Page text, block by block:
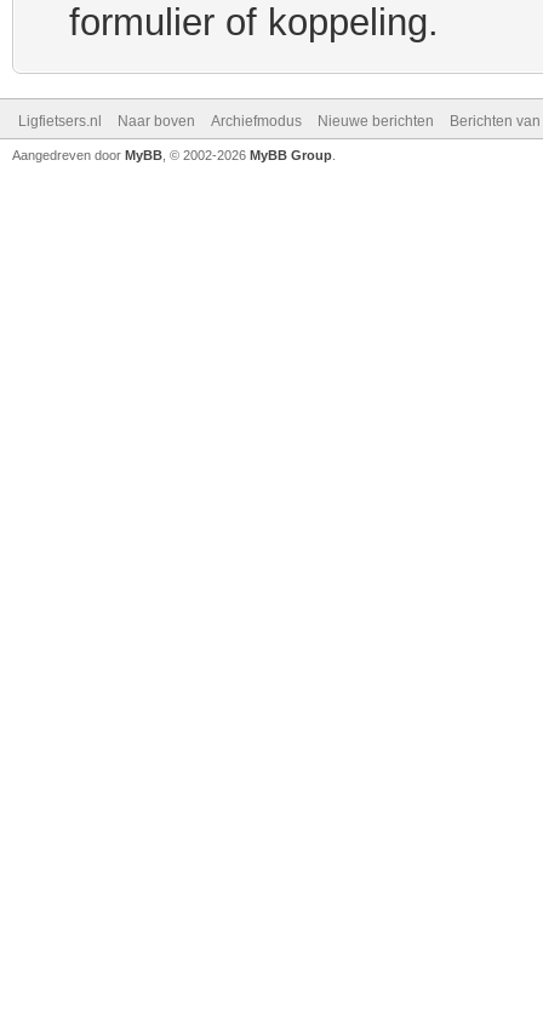
formulier of koppeling.
Ligfietsers.nl Naar boven Archiefmodus Nieuwe berichten Berichten
Aangedreven door MyBB , © 2002-2026 MyBB Group